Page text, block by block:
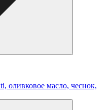
оливковое масло, чеснок,